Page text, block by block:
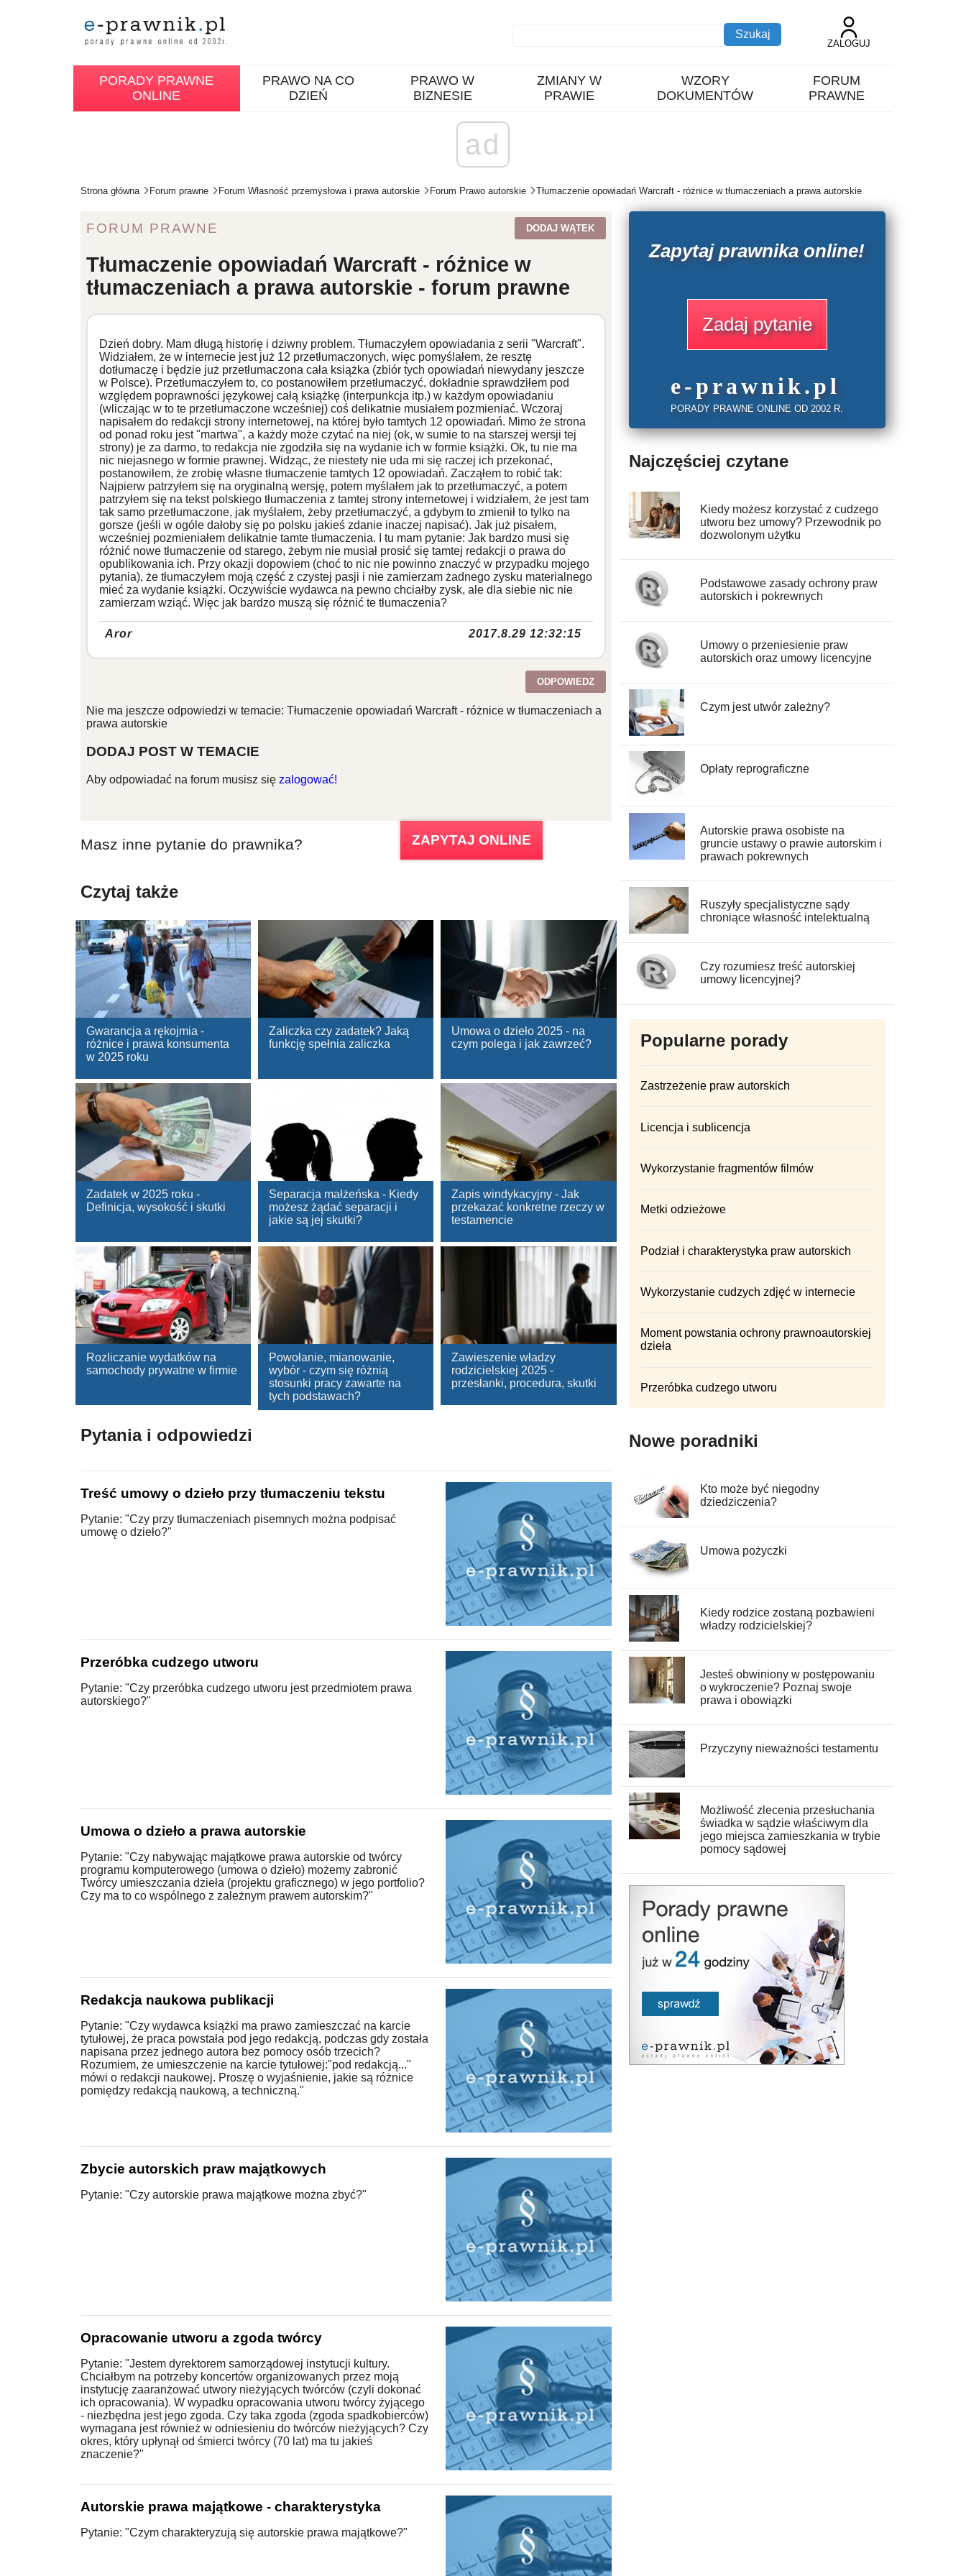
ZALOGUJ
PORADY PRAWNE
ONLINE
PRAWO NA CO
DZIEŃ
PRAWO W
BIZNESIE
ZMIANY W
PRAWIE
WZORY
DOKUMENTÓW
FORUM
PRAWNE
ad
Strona główna Forum prawne Forum Własność przemysłowa i prawa autorskie Forum Prawo autorskie Tłumaczenie opowiadań Warcraft - różnice w tłumaczeniach a prawa autorskie
FORUM PRAWNE DODAJ WĄTEK
Tłumaczenie opowiadań Warcraft - różnice w
tłumaczeniach a prawa autorskie - forum prawne
Dzień dobry. Mam długą historię i dziwny problem. Tłumaczyłem opowiadania z serii "Warcraft".
Widziałem, że w internecie jest już 12 przetłumaczonych, więc pomyślałem, że resztę
dotłumaczę i będzie już przetłumaczona cała książka (zbiór tych opowiadań niewydany jeszcze
w Polsce). Przetłumaczyłem to, co postanowiłem przetłumaczyć, dokładnie sprawdziłem pod
względem poprawności językowej całą książkę (interpunkcja itp.) w każdym opowiadaniu
(wliczając w to te przetłumaczone wcześniej) coś delikatnie musiałem pozmieniać. Wczoraj
napisałem do redakcji strony internetowej, na której było tamtych 12 opowiadań. Mimo że strona
od ponad roku jest "martwa", a każdy może czytać na niej (ok, w sumie to na starszej wersji tej
strony) je za darmo, to redakcja nie zgodziła się na wydanie ich w formie książki. Ok, tu nie ma
nic niejasnego w formie prawnej. Widząc, że niestety nie uda mi się raczej ich przekonać,
postanowiłem, że zrobię własne tłumaczenie tamtych 12 opowiadań. Zacząłem to robić tak:
Najpierw patrzyłem się na oryginalną wersję, potem myślałem jak to przetłumaczyć, a potem
patrzyłem się na tekst polskiego tłumaczenia z tamtej strony internetowej i widziałem, że jest tam
tak samo przetłumaczone, jak myślałem, żeby przetłumaczyć, a gdybym to zmienił to tylko na
gorsze (jeśli w ogóle dałoby się po polsku jakieś zdanie inaczej napisać). Jak już pisałem,
wcześniej pozmieniałem delikatnie tamte tłumaczenia. I tu mam pytanie: Jak bardzo musi się
różnić nowe tłumaczenie od starego, żebym nie musiał prosić się tamtej redakcji o prawa do
opublikowania ich. Przy okazji dopowiem (choć to nic nie powinno znaczyć w przypadku mojego
pytania), że tłumaczyłem moją część z czystej pasji i nie zamierzam żadnego zysku materialnego
mieć za wydanie książki. Oczywiście wydawca na pewno chciałby zysk, ale dla siebie nic nie
zamierzam wziąć. Więc jak bardzo muszą się różnić te tłumaczenia?
Aror 2017.8.29 12:32:15
ODPOWIEDZ
Nie ma jeszcze odpowiedzi w temacie: Tłumaczenie opowiadań Warcraft - różnice w tłumaczeniach a
prawa autorskie
DODAJ POST W TEMACIE
Aby odpowiadać na forum musisz się zalogować!
Masz inne pytanie do prawnika? ZAPYTAJ ONLINE
Czytaj także
Gwarancja a rękojmia -
różnice i prawa konsumenta
w 2025 roku
Zaliczka czy zadatek? Jaką
funkcję spełnia zaliczka
Umowa o dzieło 2025 - na
czym polega i jak zawrzeć?
Zadatek w 2025 roku -
Definicja, wysokość i skutki
Separacja małżeńska - Kiedy
możesz żądać separacji i
jakie są jej skutki?
Zapis windykacyjny - Jak
przekazać konkretne rzeczy w
testamencie
Rozliczanie wydatków na
samochody prywatne w firmie
Powołanie, mianowanie,
wybór - czym się różnią
stosunki pracy zawarte na
tych podstawach?
Zawieszenie władzy
rodzicielskiej 2025 -
przesłanki, procedura, skutki
Pytania i odpowiedzi
Treść umowy o dzieło przy tłumaczeniu tekstu
Pytanie: "Czy przy tłumaczeniach pisemnych można podpisać
umowę o dzieło?"
Przeróbka cudzego utworu
Pytanie: "Czy przeróbka cudzego utworu jest przedmiotem prawa
autorskiego?"
Umowa o dzieło a prawa autorskie
Pytanie: "Czy nabywając majątkowe prawa autorskie od twórcy
programu komputerowego (umowa o dzieło) możemy zabronić
Twórcy umieszczania dzieła (projektu graficznego) w jego portfolio?
Czy ma to co wspólnego z zależnym prawem autorskim?"
Redakcja naukowa publikacji
Pytanie: "Czy wydawca książki ma prawo zamieszczać na karcie
tytułowej, że praca powstała pod jego redakcją, podczas gdy została
napisana przez jednego autora bez pomocy osób trzecich?
Rozumiem, że umieszczenie na karcie tytułowej:"pod redakcją..."
mówi o redakcji naukowej. Proszę o wyjaśnienie, jakie są różnice
pomiędzy redakcją naukową, a techniczną."
Zbycie autorskich praw majątkowych
Pytanie: "Czy autorskie prawa majątkowe można zbyć?"
Opracowanie utworu a zgoda twórcy
Pytanie: "Jestem dyrektorem samorządowej instytucji kultury.
Chciałbym na potrzeby koncertów organizowanych przez moją
instytucję zaaranżować utwory nieżyjących twórców (czyli dokonać
ich opracowania). W wypadku opracowania utworu twórcy żyjącego
- niezbędna jest jego zgoda. Czy taka zgoda (zgoda spadkobierców)
wymagana jest również w odniesieniu do twórców nieżyjących? Czy
okres, który upłynął od śmierci twórcy (70 lat) ma tu jakieś
znaczenie?"
Autorskie prawa majątkowe - charakterystyka
Pytanie: "Czym charakteryzują się autorskie prawa majątkowe?"
Zapytaj prawnika online!
Zadaj pytanie
e-prawnik.pl
PORADY PRAWNE ONLINE OD 2002 R.
Najczęściej czytane
Kiedy możesz korzystać z cudzego
utworu bez umowy? Przewodnik po
dozwolonym użytku
Podstawowe zasady ochrony praw
autorskich i pokrewnych
Umowy o przeniesienie praw
autorskich oraz umowy licencyjne
Czym jest utwór zależny?
Opłaty reprograficzne
Autorskie prawa osobiste na
gruncie ustawy o prawie autorskim i
prawach pokrewnych
Ruszyły specjalistyczne sądy
chroniące własność intelektualną
Czy rozumiesz treść autorskiej
umowy licencyjnej?
Popularne porady
Zastrzeżenie praw autorskich
Licencja i sublicencja
Wykorzystanie fragmentów filmów
Metki odzieżowe
Podział i charakterystyka praw autorskich
Wykorzystanie cudzych zdjęć w internecie
Moment powstania ochrony prawnoautorskiej
dzieła
Przeróbka cudzego utworu
Nowe poradniki
Kto może być niegodny
dziedziczenia?
Umowa pożyczki
Kiedy rodzice zostaną pozbawieni
władzy rodzicielskiej?
Jesteś obwiniony w postępowaniu
o wykroczenie? Poznaj swoje
prawa i obowiązki
Przyczyny nieważności testamentu
Możliwość zlecenia przesłuchania
świadka w sądzie właściwym dla
jego miejsca zamieszkania w trybie
pomocy sądowej